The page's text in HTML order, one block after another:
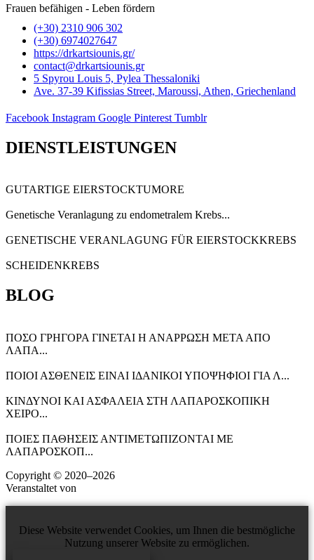
Frauen befähigen - Leben fördern
(+30) 2310 906 302
(+30) 6974027647
https://drkartsiounis.gr/
contact@drkartsiounis.gr
5 Spyrou Louis 5, Pylea Thessaloniki
Ave. 37-39 Kifissias Street, Maroussi, Athen, Griechenland
Facebook Instagram Google Pinterest Tumblr
DIENSTLEISTUNGEN
GUTARTIGE EIERSTOCKTUMORE
Genetische Veranlagung zu endometralem Krebs...
GENETISCHE VERANLAGUNG FÜR EIERSTOCKKREBS
SCHEIDENKREBS
BLOG
ΠΟΣΟ ΓΡΗΓΟΡΑ ΓΙΝΕΤΑΙ Η ΑΝΑΡΡΩΣΗ ΜΕΤΑ ΑΠΟ
ΛΑΠΑ...
ΠΟΙΟΙ ΑΣΘΕΝΕΙΣ ΕΙΝΑΙ ΙΔΑΝΙΚΟΙ ΥΠΟΨΗΦΙΟΙ ΓΙΑ Λ...
ΚΙΝΔΥΝΟΙ ΚΑΙ ΑΣΦΑΛΕΙΑ ΣΤΗ ΛΑΠΑΡΟΣΚΟΠΙΚΗ
ΧΕΙΡΟ...
ΠΟΙΕΣ ΠΑΘΗΣΕΙΣ ΑΝΤΙΜΕΤΩΠΙΖΟΝΤΑΙ ΜΕ
ΛΑΠΑΡΟΣΚΟΠ...
Copyright © 2020–2026
Veranstaltet von
Diese Website verwendet Cookies, um Ihnen die bestmögliche
Nutzung unserer Website zu ermöglichen.